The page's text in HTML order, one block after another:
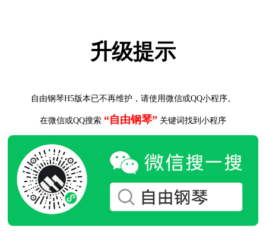
升级提示
自由钢琴H5版本已不再维护，请使用微信或QQ小程序。
在微信或QQ搜索 “自由钢琴” 关键词找到小程序